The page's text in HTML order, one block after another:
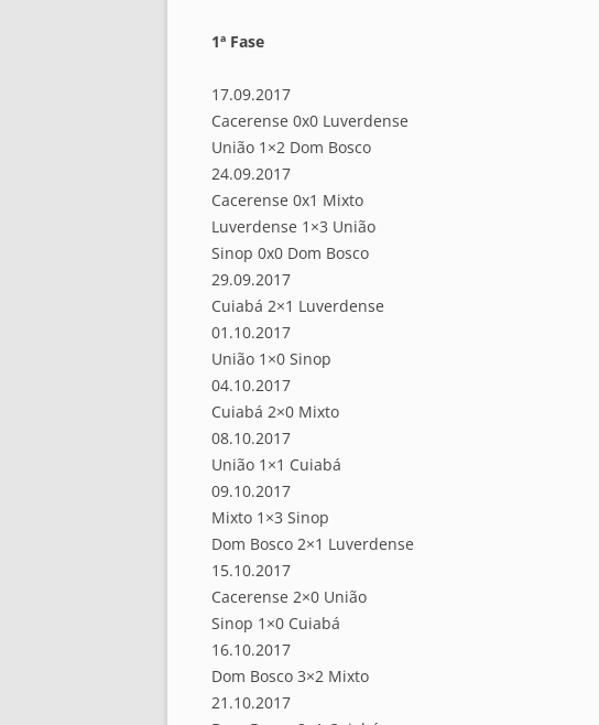
1ª Fase
17.09.2017
Cacerense 0x0 Luverdense
União 1×2 Dom Bosco
24.09.2017
Cacerense 0x1 Mixto
Luverdense 1×3 União
Sinop 0x0 Dom Bosco
29.09.2017
Cuiabá 2×1 Luverdense
01.10.2017
União 1×0 Sinop
04.10.2017
Cuiabá 2×0 Mixto
08.10.2017
União 1×1 Cuiabá
09.10.2017
Mixto 1×3 Sinop
Dom Bosco 2×1 Luverdense
15.10.2017
Cacerense 2×0 União
Sinop 1×0 Cuiabá
16.10.2017
Dom Bosco 3×2 Mixto
21.10.2017